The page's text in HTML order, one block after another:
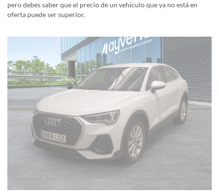
pero debes saber que el precio de un vehículo que ya no está en
oferta puede ser superior.